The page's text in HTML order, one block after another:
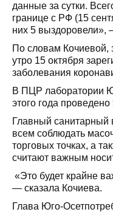
данные за сутки.
границе с РФ (15
них 5 выздоровели»,
По словам Кочиевой,
утро 15 октября
заболевания
В ПЦР лаборатории
этого года
Главный санитарный
всем соблюдать
торговых точках, а
считают важным
«Это будет крайне
— сказала Кочиева.
Глава Юго-